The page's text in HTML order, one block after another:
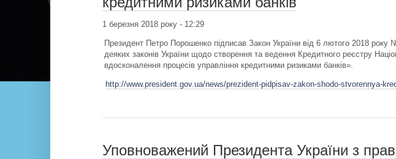
1 березня 2018 року - 12:29
Президент Петро Порошенко підписав Закон України від 6 лютого 2018 року
деяких законів України щодо створення та ведення Кредитного реєстру
вдосконалення процесів управління кредитними ризиками банків».
http://www.president.gov.ua/news/prezident-pidpisav-zakon-shodo-stvorennya-
Уповноважений Президента України з